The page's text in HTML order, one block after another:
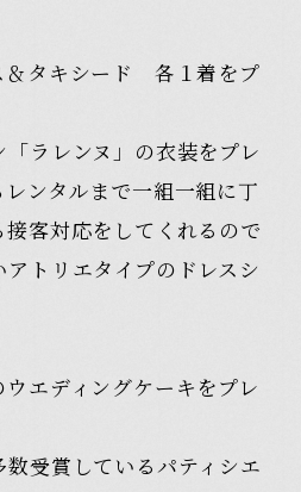
タキシード 各１着をプ
ラレンヌ」の衣装をプレ
ンタルまで一組一組に丁
客対応をしてくれるので
トリエタイプのドレスシ
エディングケーキをプレ
受賞しているパティシエ